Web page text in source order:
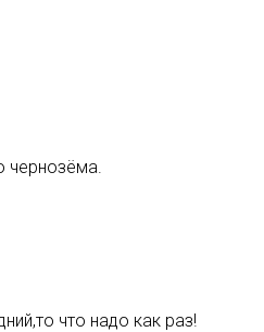
чернозёма.
что надо как раз!